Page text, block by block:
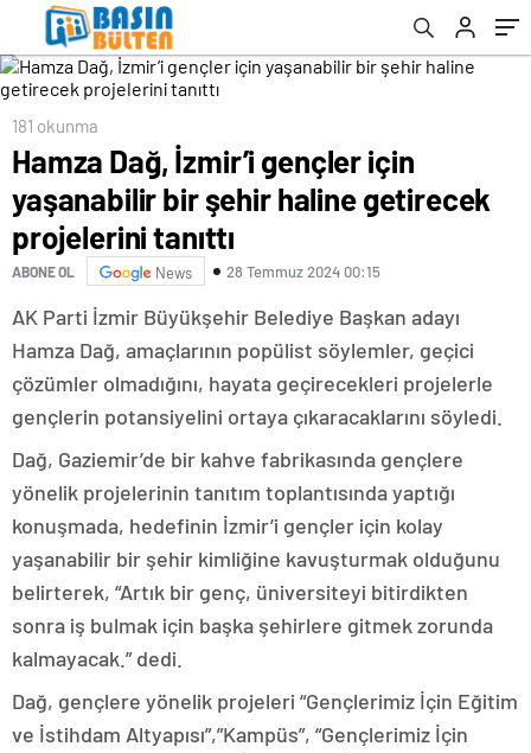
181 okunma
Hamza Dağ, İzmir’i gençler için
yaşanabilir bir şehir haline getirecek
projelerini tanıttı
ABONE OL News 28 Temmuz 2024 00:15
AK Parti İzmir Büyükşehir Belediye Başkan adayı
Hamza Dağ, amaçlarının popülist söylemler, geçici
çözümler olmadığını, hayata geçirecekleri projelerle
gençlerin potansiyelini ortaya çıkaracaklarını söyledi.
Dağ, Gaziemir’de bir kahve fabrikasında gençlere
yönelik projelerinin tanıtım toplantısında yaptığı
konuşmada, hedefinin İzmir’i gençler için kolay
yaşanabilir bir şehir kimliğine kavuşturmak olduğunu
belirterek, “Artık bir genç, üniversiteyi bitirdikten
sonra iş bulmak için başka şehirlere gitmek zorunda
kalmayacak.” dedi.
Dağ, gençlere yönelik projeleri “Gençlerimiz İçin Eğitim
ve İstihdam Altyapısı”,”Kampüs”, “Gençlerimiz İçin